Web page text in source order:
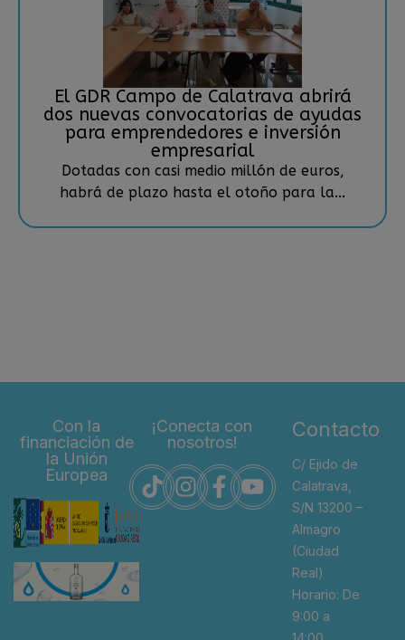
El GDR Campo de Calatrava abrirá
dos nuevas convocatorias de ayudas
para emprendedores e inversión
empresarial
Dotadas con casi medio millón de euros,
habrá de plazo hasta el otoño para la...
Con la
financiación de
la Unión
Europea
¡Conecta con
nosotros!
Contacto
C/ Ejido de
Calatrava,
S/N 13200 –
Almagro
(Ciudad
Real)
Horario: De
9:00 a